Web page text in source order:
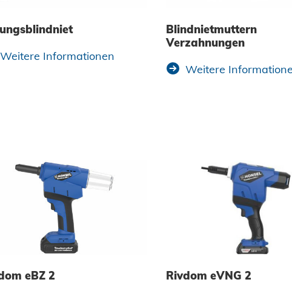
Weitere Informationen
Blindnietmuttern
Verzahnungen
Weitere
eBZ 2
Rivdom eVNG 2